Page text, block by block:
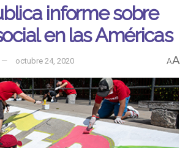
informe sobre
en las Américas
octubre 24, 2020 AA